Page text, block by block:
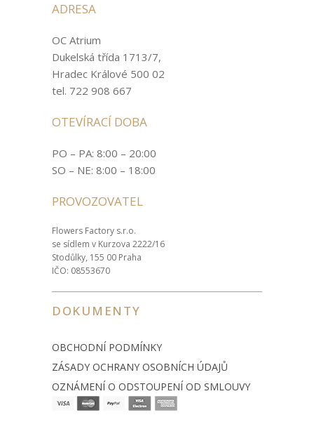
ADRESA
OC Atrium
Dukelská třída 1713/7,
Hradec Králové 500 02
tel. 722 908 667
OTEVÍRACÍ DOBA
PO – PA: 8:00 – 20:00
SO – NE: 8:00 – 18:00
PROVOZOVATEL
Flowers Factory s.r.o.
se sídlem v Kurzova 2222/16
Stodůlky, 155 00 Praha
IČO: 08553670
DOKUMENTY
OBCHODNÍ PODMÍNKY
ZÁSADY OCHRANY OSOBNÍCH ÚDAJŮ
OZNÁMENÍ O ODSTOUPENÍ OD SMLOUVY